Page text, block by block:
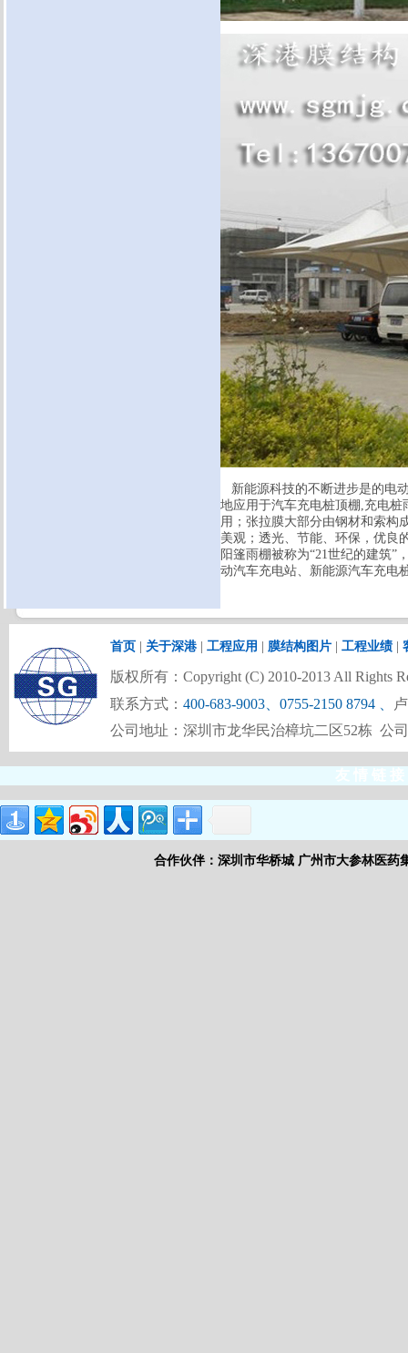
新能源科技的不断进步是的电
地应用于汽车充电桩顶棚,充电
用；张拉膜大部分由钢材和索构
美观；透光、节能、环保，优良
阳篷雨棚被称为“21世纪的建筑
动汽车充电站、新能源汽车充
首页| 关于深港| 工程应用 膜结构图片| 工程业绩|
版权所有：Copyright (C) 2010-2013 All Rights
联系方式： 400-683-9003、0755-2150 8794
公司地址：深圳市龙华民治樟坑二区52栋 公
合作伙伴： 深圳市华桥城 广州市大参林医药